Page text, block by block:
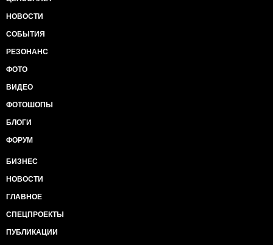
НОВОСТИ
СОБЫТИЯ
РЕЗОНАНС
ФОТО
ВИДЕО
ФОТОШОПЫ
БЛОГИ
ФОРУМ
БИЗНЕС
НОВОСТИ
ГЛАВНОЕ
СПЕЦПРОЕКТЫ
ПУБЛИКАЦИИ